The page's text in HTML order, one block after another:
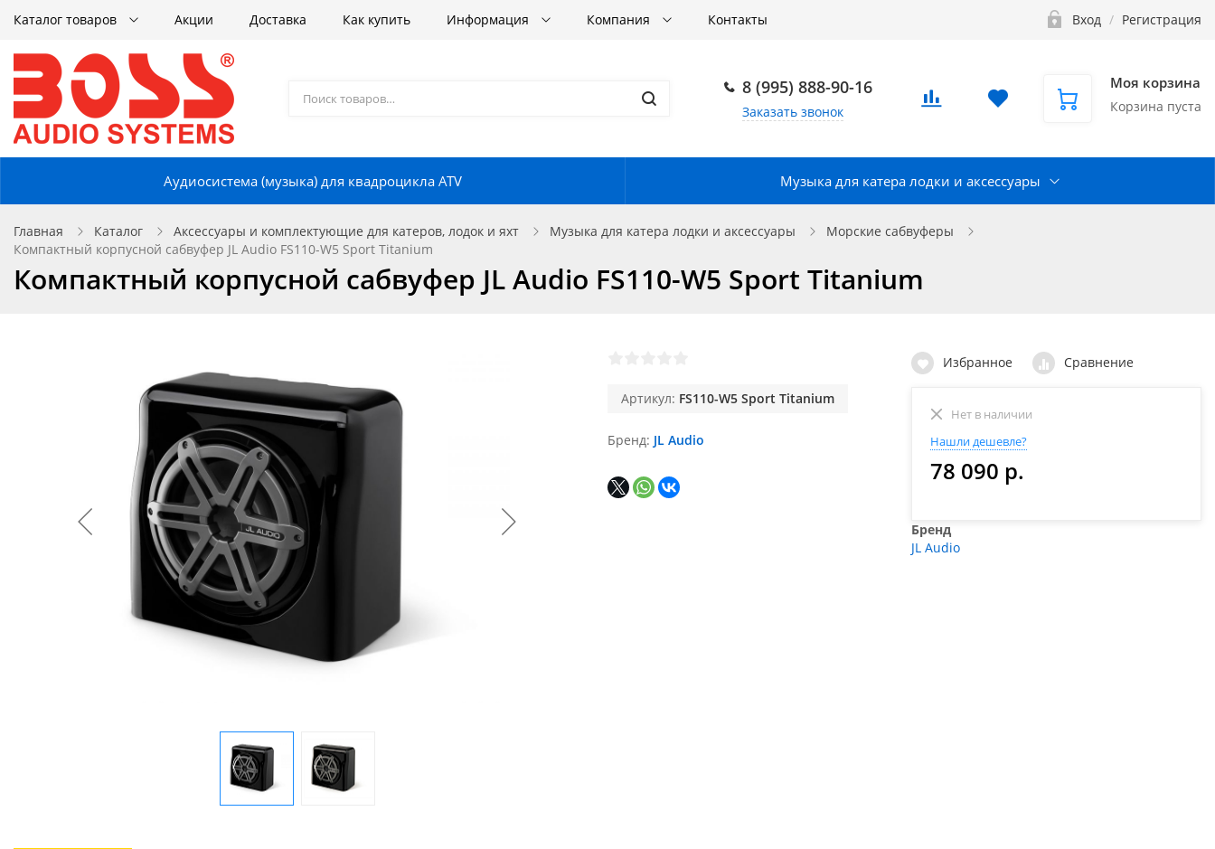
Каталог товаров Акции Доставка Как купить Информация Компания Контакты Вход / Регистрация
8 (995) 888-90-16
Заказать звонок
Моя корзина
Корзина пуста
Аудиосистема (музыка) для квадроцикла ATV Музыка для катера лодки и аксессуары
Главная Каталог Аксессуары и комплектующие для катеров, лодок и яхт Музыка для катера лодки и аксессуары
Морские сабвуферы
Компактный корпусной сабвуфер JL Audio FS110-W5 Sport Titanium
Компактный корпусной сабвуфер JL Audio FS110-W5 Sport Titanium
Артикул: FS110-W5 Sport Titanium
Бренд JL Audio
Избранное Сравнение
Нет в наличии
Нашли дешевле?
78 090 р.
Бренд
JL Audio